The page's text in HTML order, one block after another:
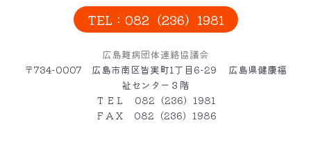
TEL：082（236）1981
広島難病団体連絡協議会
〒734-0007 広島市南区皆実町1丁目6-29 広島県健康福
祉センター３階
ＴＥＬ 082（236）1981
ＦＡＸ 082（236）1986